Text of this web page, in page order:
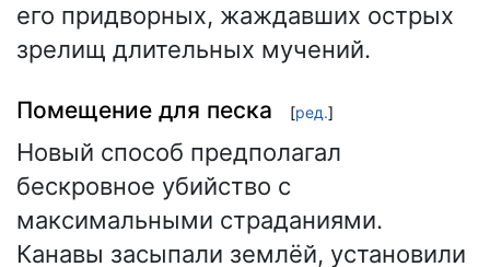
его придворных, жаждавших острых
зрелищ длительных мучений.
Помещение для песка [ред.]
Новый способ предполагал
бескровное убийство с
максимальными страданиями.
Канавы засыпали землёй, установили